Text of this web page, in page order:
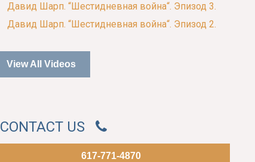
Давид Шарп. “Шестидневная война“. Эпизод 3.
Давид Шарп. “Шестидневная война“. Эпизод 2.
View All Videos
CONTACT US
617-771-4870